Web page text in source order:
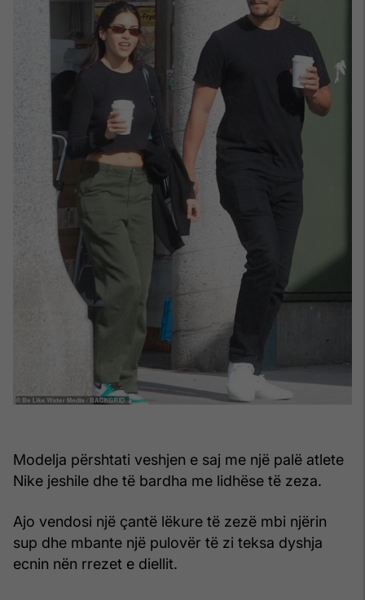
Modelja përshtati veshjen e saj me një palë atlete
Nike jeshile dhe të bardha me lidhëse të zeza.
Ajo vendosi një çantë lëkure të zezë mbi njërin
sup dhe mbante një pulovër të zi teksa dyshja
ecnin nën rrezet e diellit.